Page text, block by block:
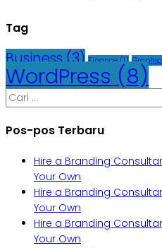
Tag
Business (3) Finance (1)
WordPress (8)
Cari
untuk:
Pos-pos Terbaru
Hire a Branding
Your Own
Hire a Branding
Your Own
Hire a Branding
Your Own